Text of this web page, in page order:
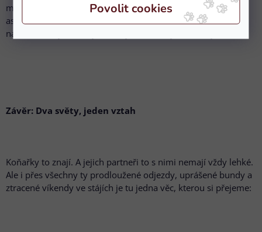
možná štvu. Ale zároveň – vždyť já se fakt snažím. A kdyby
aspoň trochu chápal, jak moc mi ten kůň pomáhá držet se
nad vodou… jak moc je to můj ventil, můj únik, moje radost.
Závěr: Dva světy, jeden vztah
Koňařky to znají. A jejich partneři to s nimi nemají vždy lehké.
Ale i přes všechny ty prodloužené odjezdy, uprášené bundy a
ztracené víkendy ve stájích je tu jedna věc, kterou si přejeme: